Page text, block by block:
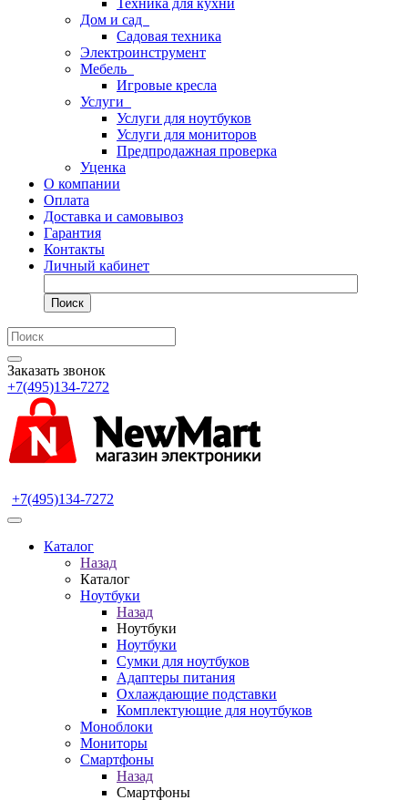
Техника для кухни
Дом и сад
Садовая техника
Электроинструмент
Мебель
Игровые кресла
Услуги
Услуги для ноутбуков
Услуги для мониторов
Предпродажная проверка
Уценка
О компании
Оплата
Доставка и самовывоз
Гарантия
Контакты
Личный кабинет
Поиск
Заказать звонок
+7(495)134-7272
+7(495)134-7272
Каталог
Назад
Каталог
Ноутбуки
Назад
Ноутбуки
Ноутбуки
Сумки для ноутбуков
Адаптеры питания
Охлаждающие подставки
Комплектующие для ноутбуков
Моноблоки
Мониторы
Смартфоны
Назад
Смартфоны